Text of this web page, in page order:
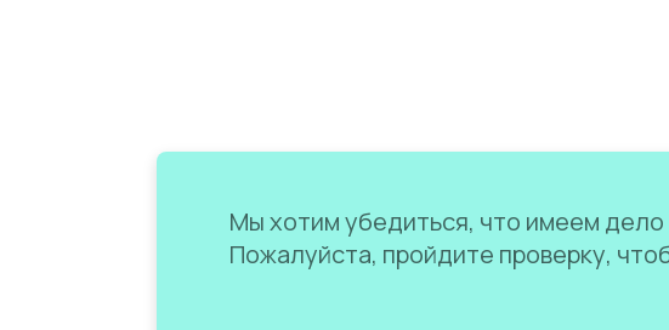
Мы хотим убедиться, что имеем дело
Пожалуйста, пройдите проверку,